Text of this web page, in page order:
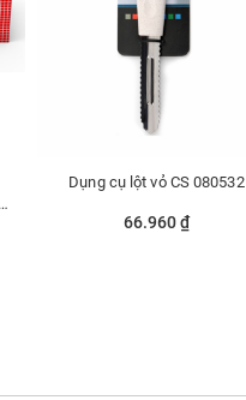
Dụng cụ lột vỏ CS 080532
66.960 ₫